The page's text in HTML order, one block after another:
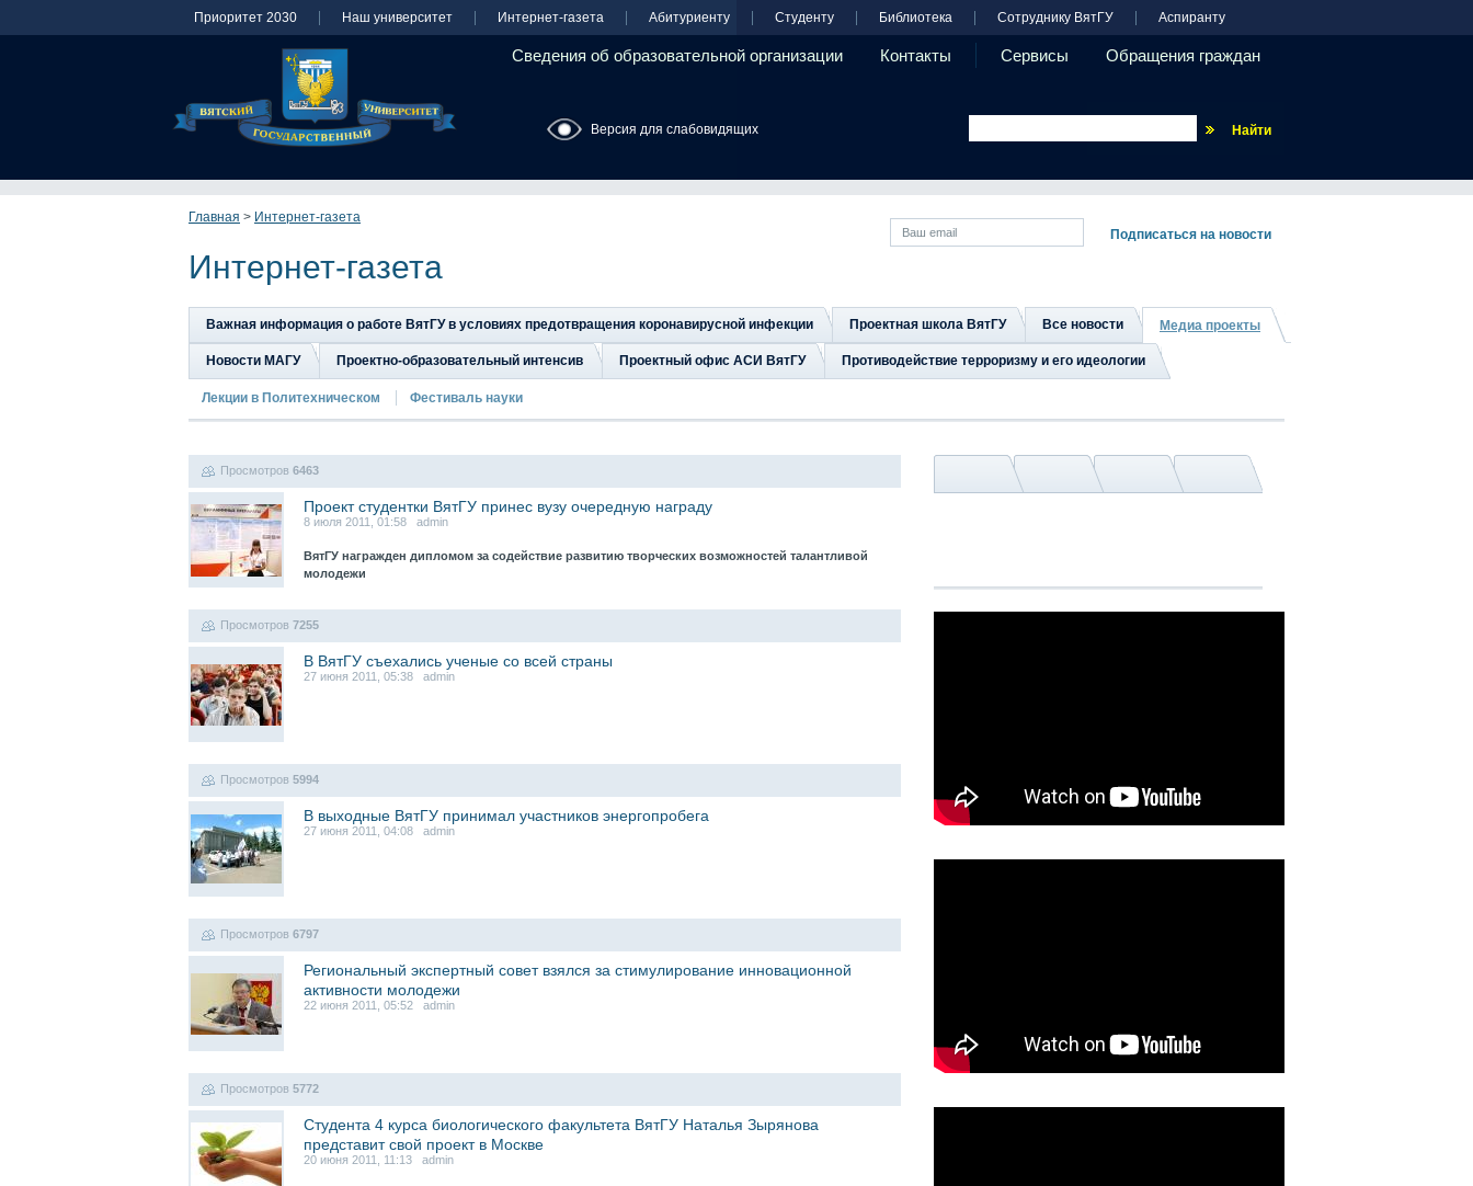
Приоритет 2030 Наш университет Интернет-газета Абитуриенту Студенту Библиотека Сотруднику ВятГУ Аспиранту
Сведения об образовательной организации Контакты Сервисы Обращения граждан
Версия для слабовидящих
Главная > Интернет-газета
Интернет-газета
Важная информация о работе ВятГУ в условиях предотвращения коронавирусной инфекции Проектная школа ВятГУ Все новости Медиа проекты
Новости МАГУ Проектно-образовательный интенсив Проектный офис АСИ ВятГУ Противодействие терроризму и его идеологии
Лекции в Политехническом Фестиваль науки
Просмотров 6463
Проект студентки ВятГУ принес вузу очередную награду
8 июля 2011, 01:58 admin
ВятГУ награжден дипломом за содействие развитию творческих возможностей талантливой
молодежи
Просмотров 7255
В ВятГУ съехались ученые со всей страны
27 июня 2011, 05:38 admin
Просмотров 5994
В выходные ВятГУ принимал участников энергопробега
27 июня 2011, 04:08 admin
Просмотров 6797
Региональный экспертный совет взялся за стимулирование инновационной
активности молодежи
22 июня 2011, 05:52 admin
Просмотров 5772
Студента 4 курса биологического факультета ВятГУ Наталья Зырянова
представит свой проект в Москве
20 июня 2011, 11:13 admin